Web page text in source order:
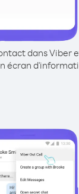
dans Viber
écran